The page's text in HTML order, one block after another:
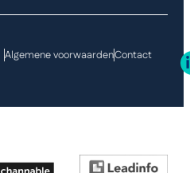
Algemene voorwaardenContact